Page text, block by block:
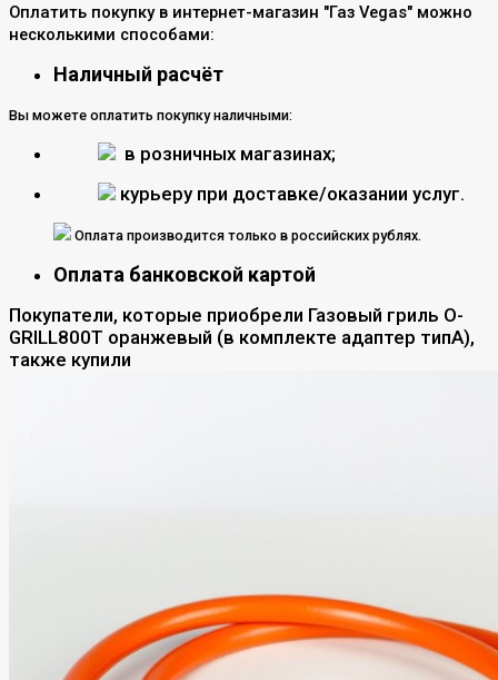
Оплатить покупку в интернет-магазин "Газ Vegas" можно
несколькими способами:
Наличный расчёт
Вы можете оплатить покупку наличными:
в розничных магазинах;
курьеру при доставке/оказании услуг.
Оплата производится только в российских рублях.
Оплата банковской картой
Покупатели, которые приобрели Газовый гриль O-
GRILL800T оранжевый (в комплекте адаптер типА),
также купили